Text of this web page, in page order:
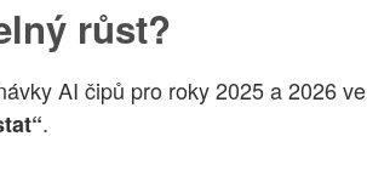
růst?
AI čipů pro roky 2025 a 2026 ve
.